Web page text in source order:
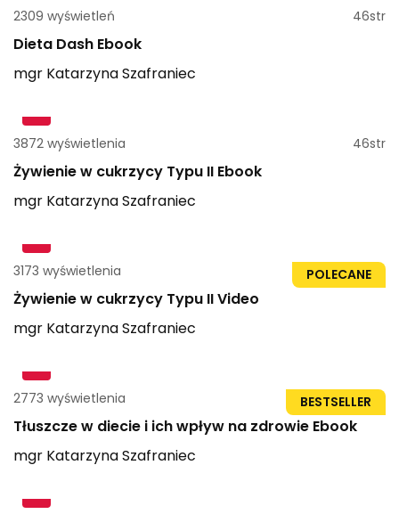
2309 wyświetleń 46str
Dieta Dash Ebook
mgr KatarzynaSzafraniec
3872 wyświetlenia 46str
Żywienie w cukrzycy Typu II Ebook
mgr KatarzynaSzafraniec
POLECANE
3173 wyświetlenia 2h 4min
Żywienie w cukrzycy Typu II Video
mgr KatarzynaSzafraniec
BESTSELLER
2773 wyświetlenia 38str
Tłuszcze w diecie i ich wpływ na zdrowie Ebook
mgr KatarzynaSzafraniec